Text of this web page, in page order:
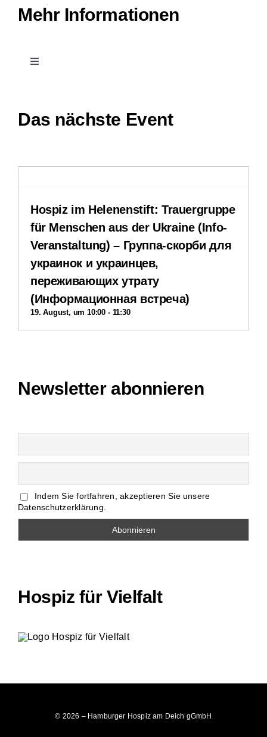
Mehr Informationen
Toggle
Downloads
Impressum
Datenschutzerklärung
Interner Bereich
Das nächste Event
Hospiz im Helenenstift: Trauergruppe
für Menschen aus der Ukraine (Info-
Veranstaltung) – Группа-скорби для
украинок и украинцев,
переживающих утрату
(Информационная встреча)
19. August, um 10:00 - 11:30
Newsletter abonnieren
Indem Sie fortfahren, akzeptieren Sie unsere
Datenschutzerklärung.
Hospiz für Vielfalt
© 2026 – Hamburger Hospiz am Deich gGmbH